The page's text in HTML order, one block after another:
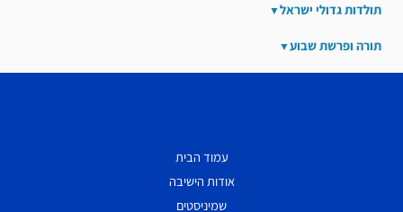
תולדות גדולי ישראל
תורה ופרשת שבוע
עמוד הבית
אודות הישיבה
שמיניסטים